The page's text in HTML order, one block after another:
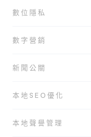
數位隱私
數字營銷
新聞公關
本地SEO優化
本地聲譽管理